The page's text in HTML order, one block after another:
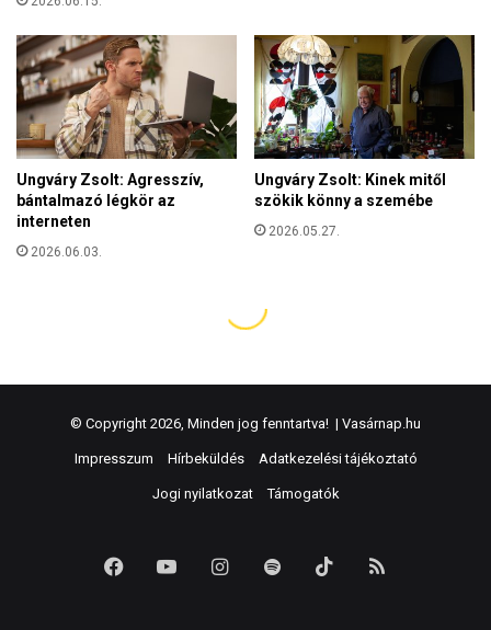
© Copyright 2026, Minden jog fenntartva! | Vasárnap.hu
Impresszum Hírbeküldés Adatkezelési tájékoztató
Jogi nyilatkozat Támogatók
FacebookYouTubeInstagram
Spotify TikTok